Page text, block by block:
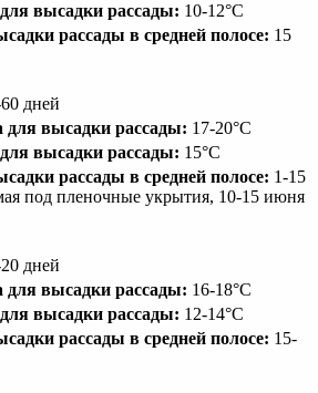
высадки рассады: 10-12°С
рассады в средней полосе: 15
дней
для высадки рассады: 17-20°С
высадки рассады: 15°С
рассады в средней полосе: 1-15
под пленочные укрытия, 10-15 июня
дней
для высадки рассады: 16-18°С
высадки рассады: 12-14°С
рассады в средней полосе: 15-